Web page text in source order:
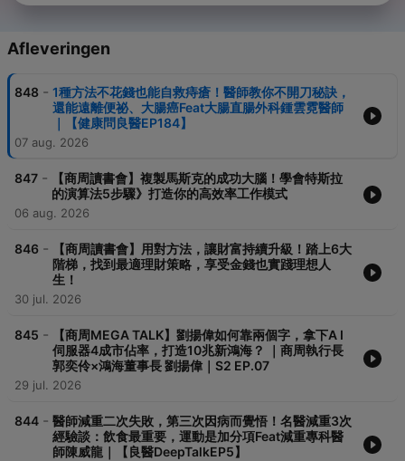
解幫你畫重點： https://reurl.cc/bRxGEy ◆ 商周Telegram，補給
bySoundOn
Afleveringen
848 - 1種方法不花錢也能自救痔瘡！醫師教你不開刀秘訣，
還能遠離便祕、大腸癌Feat大腸直腸外科鍾雲霓醫師
｜【健康問良醫EP184】
07 aug. 2026
847 -
【商周讀書會】複製馬斯克的成功大腦！學會特斯拉
的演算法5步驟》打造你的高效率工作模式
06 aug. 2026
846 -
【商周讀書會】用對方法，讓財富持續升級！踏上6大
階梯，找到最適理財策略，享受金錢也實踐理想人
生！
30 jul. 2026
845 -
【商周MEGA TALK】劉揚偉如何靠兩個字，拿下A I
伺服器4成市佔率，打造10兆新鴻海？ ｜商周執行長
郭奕伶×鴻海董事長 劉揚偉｜S2 EP.07
29 jul. 2026
844 - 醫師減重二次失敗，第三次因病而覺悟！名醫減重3次
經驗談：飲食最重要，運動是加分項Feat減重專科醫
師陳威龍｜【良醫DeepTalkEP5】